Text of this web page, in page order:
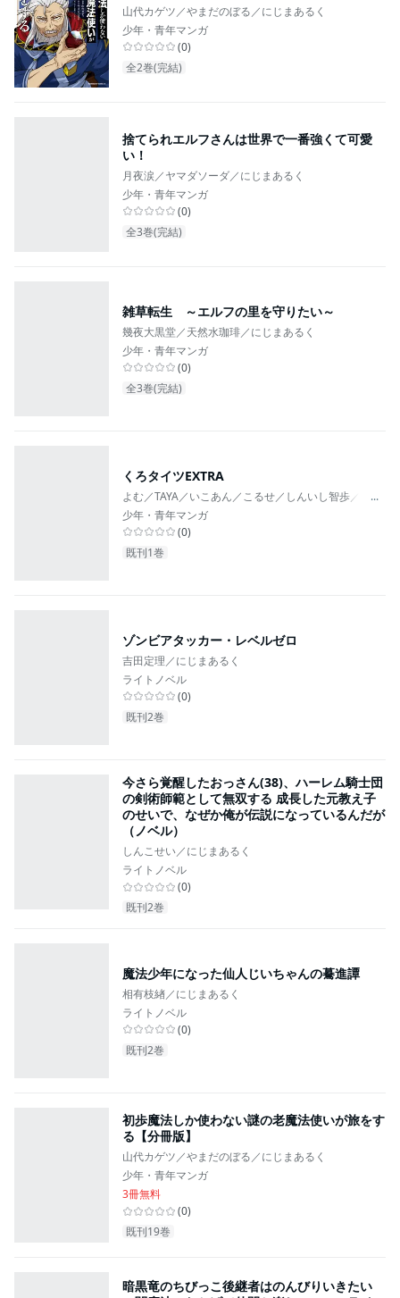
山代カゲツ／やまだのぼる／にじまあるく
少年・青年マンガ
(0)
全2巻(完結)
捨てられエルフさんは世界で一番強くて可愛
い！
月夜涙／ヤマダソーダ／にじまあるく
少年・青年マンガ
(0)
全3巻(完結)
雑草転生 ～エルフの里を守りたい～
幾夜大黒堂／天然水珈琲／にじまあるく
少年・青年マンガ
(0)
全3巻(完結)
くろタイツEXTRA
よむ／TAYA／いこあん／こるせ／しんいし智歩／すと
...
少年・青年マンガ
(0)
既刊1巻
ゾンビアタッカー・レベルゼロ
吉田定理／にじまあるく
ライトノベル
(0)
既刊2巻
今さら覚醒したおっさん(38)、ハーレム騎士団
の剣術師範として無双する 成長した元教え子
のせいで、なぜか俺が伝説になっているんだが
（ノベル）
しんこせい／にじまあるく
ライトノベル
(0)
既刊2巻
魔法少年になった仙人じいちゃんの驀進譚
相有枝緖／にじまあるく
ライトノベル
(0)
既刊2巻
初歩魔法しか使わない謎の老魔法使いが旅をす
る【分冊版】
山代カゲツ／やまだのぼる／にじまあるく
少年・青年マンガ
3冊無料
(0)
既刊19巻
暗黒竜のちびっこ後継者はのんびりいきたい